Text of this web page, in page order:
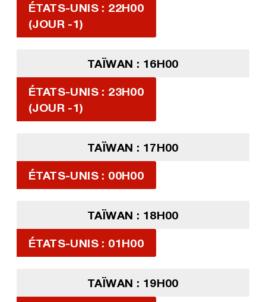
ÉTATS-UNIS : 22H00
(JOUR -1)
TAÏWAN : 16H00
ÉTATS-UNIS : 23H00
(JOUR -1)
TAÏWAN : 17H00
ÉTATS-UNIS : 00H00
TAÏWAN : 18H00
ÉTATS-UNIS : 01H00
TAÏWAN : 19H00